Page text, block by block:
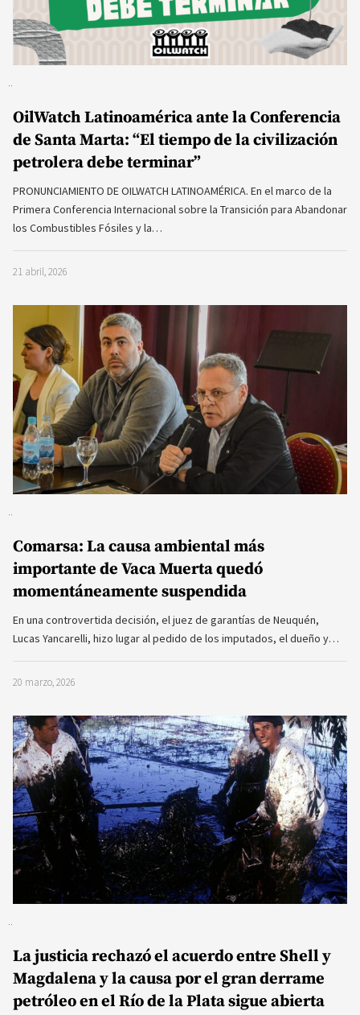
OilWatch Latinoamérica ante la Conferencia
de Santa Marta: “El tiempo de la civilización
petrolera debe terminar”
PRONUNCIAMIENTO DE OILWATCH LATINOAMÉRICA. En el marco de la
Primera Conferencia Internacional sobre la Transición para Abandonar
los Combustibles Fósiles y la…
21 abril, 2026
Comarsa: La causa ambiental más
importante de Vaca Muerta quedó
momentáneamente suspendida
En una controvertida decisión, el juez de garantías de Neuquén,
Lucas Yancarelli, hizo lugar al pedido de los imputados, el dueño y…
20 marzo, 2026
La justicia rechazó el acuerdo entre Shell y
Magdalena y la causa por el gran derrame
petróleo en el Río de la Plata sigue abierta